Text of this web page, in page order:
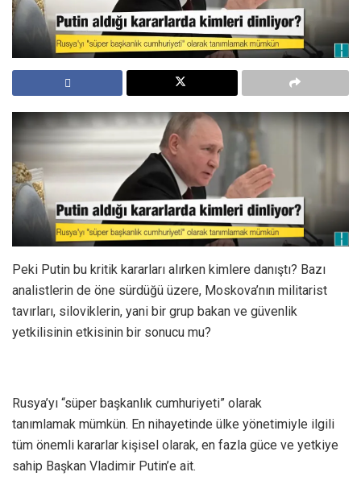
Peki Putin bu kritik kararları alırken kimlere danıştı? Bazı
analistlerin de öne sürdüğü üzere, Moskova’nın militarist
tavırları, siloviklerin, yani bir grup bakan ve güvenlik
yetkilisinin etkisinin bir sonucu mu?
Rusya’yı “süper başkanlık cumhuriyeti” olarak
tanımlamak mümkün. En nihayetinde ülke yönetimiyle ilgili
tüm önemli kararlar kişisel olarak, en fazla güce ve yetkiye
sahip Başkan Vladimir Putin’e ait.